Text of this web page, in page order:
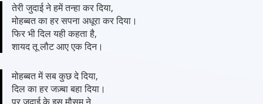
तेरी जुदाई ने हमें तन्हा कर दिया,
मोहब्बत का हर सपना अधूरा कर दिया।
फिर भी दिल यही कहता है,
शायद तू लौट आए एक दिन।
मोहब्बत में सब कुछ दे दिया,
दिल का हर जज़्बा बहा दिया।